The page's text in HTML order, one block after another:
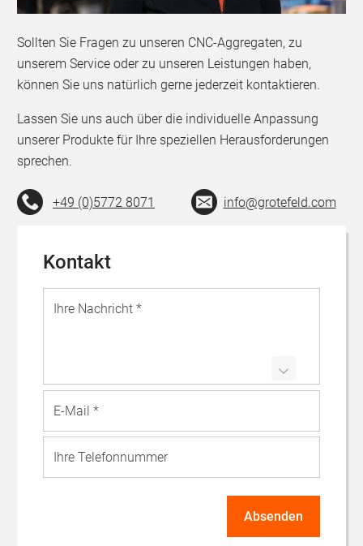
Sollten Sie Fragen zu unseren CNC-Aggregaten, zu
unserem Service oder zu unseren Leistungen haben,
können Sie uns natürlich gerne jederzeit kontaktieren.
Lassen Sie uns auch über die individuelle Anpassung
unserer Produkte für Ihre speziellen Herausforderungen
sprechen.
+49 (0)5772 8071 info@grotefeld.com
Kontakt